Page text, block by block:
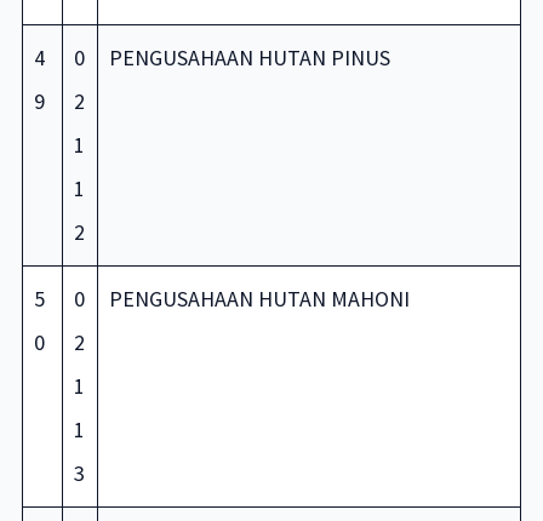
4
9
0
2
1
1
2
PENGUSAHAAN HUTAN PINUS
5
0
0
2
1
1
3
PENGUSAHAAN HUTAN MAHONI